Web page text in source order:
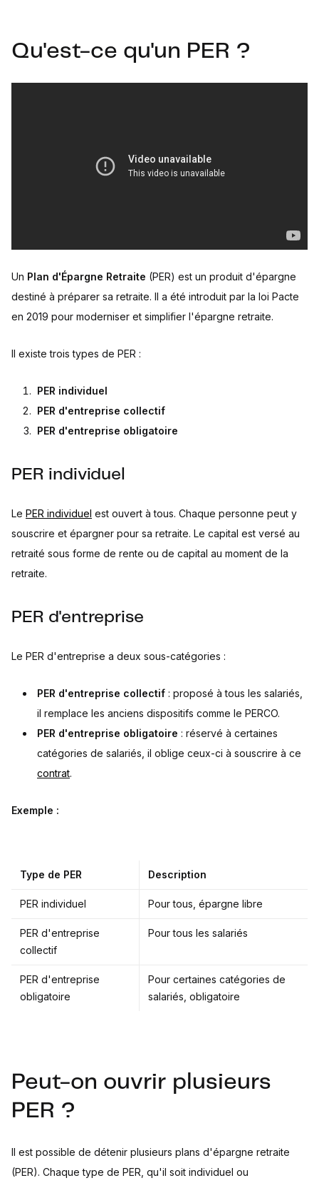
Qu'est-ce qu'un PER ?
Un Plan d'Épargne Retraite (PER) est un produit d'épargne
destiné à préparer sa retraite. Il a été introduit par la loi Pacte
en 2019 pour moderniser et simplifier l'épargne retraite.
Il existe trois types de PER :
PER individuel
PER d'entreprise collectif
PER d'entreprise obligatoire
PER individuel
Le PER individuel est ouvert à tous. Chaque personne peut y
souscrire et épargner pour sa retraite. Le capital est versé au
retraité sous forme de rente ou de capital au moment de la
retraite.
PER d'entreprise
Le PER d'entreprise a deux sous-catégories :
PER d'entreprise collectif : proposé à tous les salariés,
il remplace les anciens dispositifs comme le PERCO.
PER d'entreprise obligatoire : réservé à certaines
catégories de salariés, il oblige ceux-ci à souscrire à ce
contrat.
Exemple :
Type de PER Description
PER individuel Pour tous, épargne libre
PER d'entreprise
collectif
Pour tous les salariés
PER d'entreprise
obligatoire
Pour certaines catégories de
salariés, obligatoire
Peut-on ouvrir plusieurs
PER ?
Il est possible de détenir plusieurs plans d'épargne retraite
(PER). Chaque type de PER, qu'il soit individuel ou